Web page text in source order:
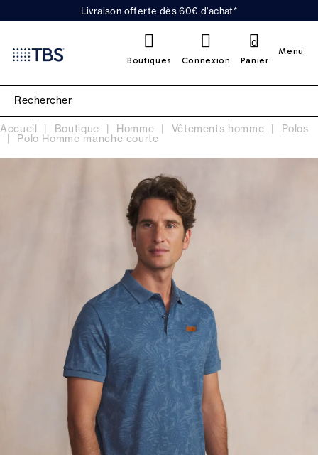
Livraison offerte dès 60€ d'achat*
Boutiques Connexion Panier
0
Menu
Accueil Boutique Homme Vêtements homme Polos
Polo Homme manche courte